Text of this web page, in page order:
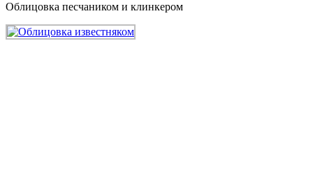
Облицовка песчаником и клинкером